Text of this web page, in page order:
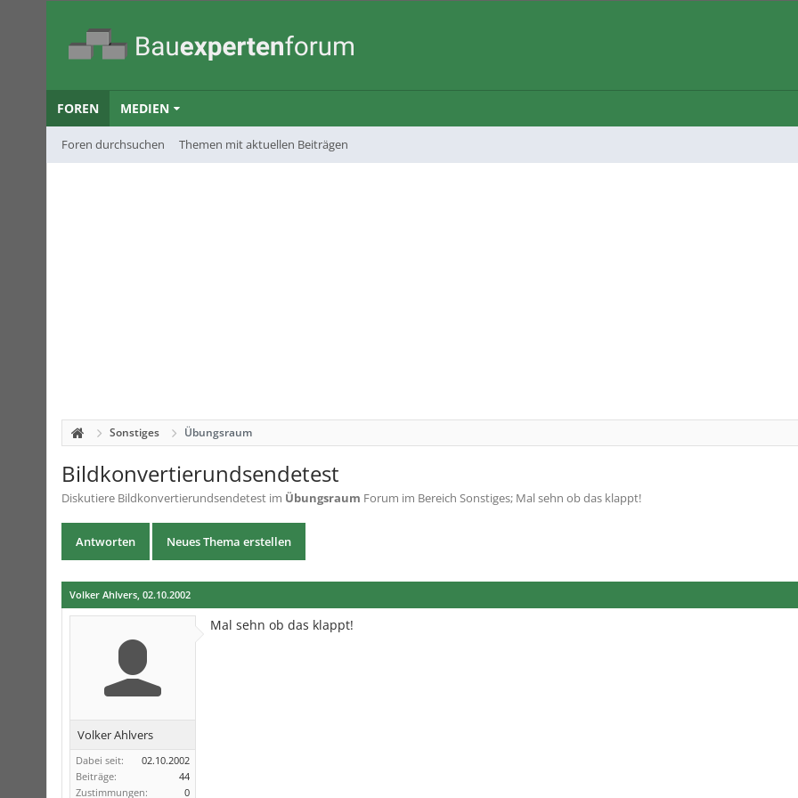
FOREN
Foren durchsuchen Themen mit aktuellen Beiträgen
MEDIEN
Sonstiges Übungsraum
Bildkonvertierundsendetest
Diskutiere Bildkonvertierundsendetest im Übungsraum Forum im Bereich Sonstiges; Mal sehn ob das klappt!
Antworten Neues Thema erstellen
Volker Ahlvers, 02.10.2002
Volker Ahlvers
Dabei seit:
02.10.2002
Beiträge:
44
Zustimmungen:
0
Mal sehn ob das klappt!